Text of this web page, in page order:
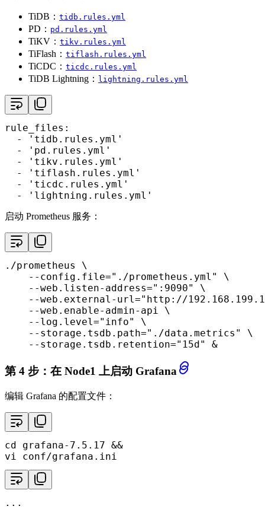
TiDB： tidb.rules.yml
PD： pd.rules.yml
TiKV： tikv.rules.yml
TiFlash： tiflash.rules.yml
TiCDC： ticdc.rules.yml
TiDB Lightning： lightning.rules.yml
rule_files:
  - 'tidb.rules.yml'
  - 'pd.rules.yml'
  - 'tikv.rules.yml'
  - 'tiflash.rules.yml'
  - 'ticdc.rules.yml'
  - 'lightning.rules.yml'
启动 Prometheus 服务：
./prometheus \
    --config.file=
"./prometheus.yml"
\
    --web.listen-address=
":9090"
\
    --web.external-url=
"http://
    --web.enable-admin-api \
    --log.level=
"info"
\
    --storage.tsdb.path=
"./data.metrics"
\
    --storage.tsdb.retention=
"15d" &
第 4 步：在 Node1 上启动 Grafana
编辑 Grafana 的配置文件：
cd grafana-7.5.17 &&
vi conf/grafana.ini
...